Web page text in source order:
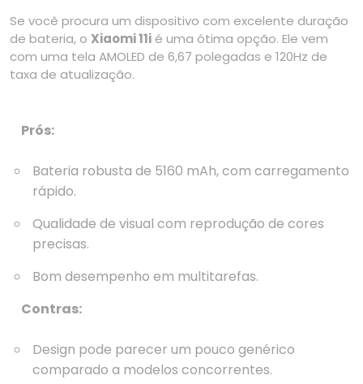
Se você procura um dispositivo com excelente duração
de bateria, o Xiaomi 11i é uma ótima opção. Ele vem
com uma tela AMOLED de 6,67 polegadas e 120Hz de
taxa de atualização.
Prós:
Bateria robusta de 5160 mAh, com carregamento
rápido.
Qualidade de visual com reprodução de cores
precisas.
Bom desempenho em multitarefas.
Contras:
Design pode parecer um pouco genérico
comparado a modelos concorrentes.